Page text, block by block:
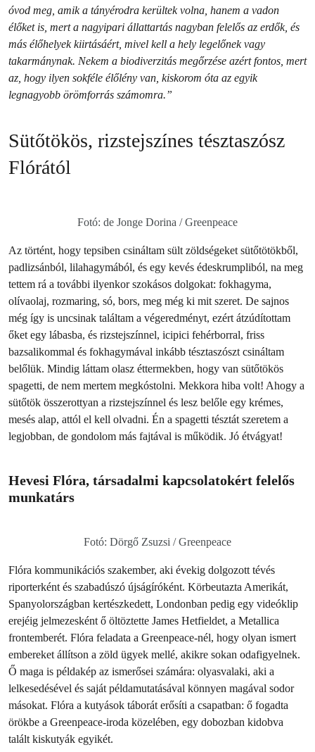
óvod meg, amik a tányérodra kerültek volna, hanem a vadon
élőket is, mert a nagyipari állattartás nagyban felelős az erdők, és
más élőhelyek kiirtásáért, mivel kell a hely legelőnek vagy
takarmánynak. Nekem a biodiverzitás megőrzése azért fontos, mert
az, hogy ilyen sokféle élőlény van, kiskorom óta az egyik
legnagyobb örömforrás számomra.”
Sütőtökös, rizstejszínes tésztaszósz
Flórától
Fotó: de Jonge Dorina / Greenpeace
Az történt, hogy tepsiben csináltam sült zöldségeket sütőtötökből,
padlizsánból, lilahagymából, és egy kevés édeskrumpliból, na meg
tettem rá a további ilyenkor szokásos dolgokat: fokhagyma,
olívaolaj, rozmaring, só, bors, meg még ki mit szeret. De sajnos
még így is uncsinak találtam a végeredményt, ezért átzúdítottam
őket egy lábasba, és rizstejszínnel, icipici fehérborral, friss
bazsalikommal és fokhagymával inkább tésztaszószt csináltam
belőlük. Mindig láttam olasz éttermekben, hogy van sütőtökös
spagetti, de nem mertem megkóstolni. Mekkora hiba volt! Ahogy a
sütőtök összerottyan a rizstejszínnel és lesz belőle egy krémes,
mesés alap, attól el kell olvadni. Én a spagetti tésztát szeretem a
legjobban, de gondolom más fajtával is működik. Jó étvágyat!
Hevesi Flóra, társadalmi kapcsolatokért felelős
munkatárs
Fotó: Dörgő Zsuzsi / Greenpeace
Flóra kommunikációs szakember, aki évekig dolgozott tévés
riporterként és szabadúszó újságíróként. Körbeutazta Amerikát,
Spanyolországban kertészkedett, Londonban pedig egy videóklip
erejéig jelmezesként ő öltöztette James Hetfieldet, a Metallica
frontemberét. Flóra feladata a Greenpeace-nél, hogy olyan ismert
embereket állítson a zöld ügyek mellé, akikre sokan odafigyelnek.
Ő maga is példakép az ismerősei számára: olyasvalaki, aki a
lelkesedésével és saját példamutatásával könnyen magával sodor
másokat. Flóra a kutyások táborát erősíti a csapatban: ő fogadta
örökbe a Greenpeace-iroda közelében, egy dobozban kidobva
talált kiskutyák egyikét.